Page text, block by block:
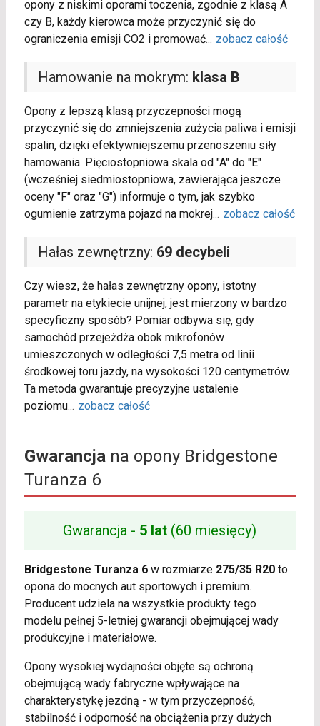
opony z niskimi oporami toczenia, zgodnie z klasą A
czy B, każdy kierowca może przyczynić się do
ograniczenia emisji CO2 i promować... zobacz całość
Hamowanie na mokrym: klasa B
Opony z lepszą klasą przyczepności mogą
przyczynić się do zmniejszenia zużycia paliwa i emisji
spalin, dzięki efektywniejszemu przenoszeniu siły
hamowania. Pięciostopniowa skala od "A" do "E"
(wcześniej siedmiostopniowa, zawierająca jeszcze
oceny "F" oraz "G") informuje o tym, jak szybko
ogumienie zatrzyma pojazd na mokrej... zobacz całość
Hałas zewnętrzny: 69 decybeli
Czy wiesz, że hałas zewnętrzny opony, istotny
parametr na etykiecie unijnej, jest mierzony w bardzo
specyficzny sposób? Pomiar odbywa się, gdy
samochód przejeżdża obok mikrofonów
umieszczonych w odległości 7,5 metra od linii
środkowej toru jazdy, na wysokości 120 centymetrów.
Ta metoda gwarantuje precyzyjne ustalenie
poziomu... zobacz całość
Gwarancjana opony Bridgestone
Turanza 6
Gwarancja - 5 lat (60 miesięcy)
Bridgestone Turanza 6w rozmiarze 275/35 R20to
opona do mocnych aut sportowych i premium.
Producent udziela na wszystkie produkty tego
modelu pełnej 5-letniej gwarancji obejmującej wady
produkcyjne i materiałowe.
Opony wysokiej wydajności objęte są ochroną
obejmującą wady fabryczne wpływające na
charakterystykę jezdną - w tym przyczepność,
stabilność i odporność na obciążenia przy dużych